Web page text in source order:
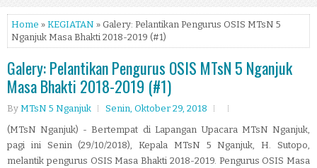
Home » KEGIATAN » Galery: Pelantikan Pengurus OSIS MTsN 5
Nganjuk Masa Bhakti 2018-2019 (#1)
Galery: Pelantikan Pengurus OSIS MTsN 5 Nganjuk
Masa Bhakti 2018-2019 (#1)
By MTsN 5 Nganjuk
Senin, Oktober 29, 2018
(MTsN Nganjuk) - Bertempat di Lapangan Upacara MTsN Nganjuk,
pagi ini Senin (29/10/2018), Kepala MTsN 5 Nganjuk, H. Sutopo,
melantik pengurus OSIS Masa Bhakti 2018-2019. Pengurus OSIS Masa